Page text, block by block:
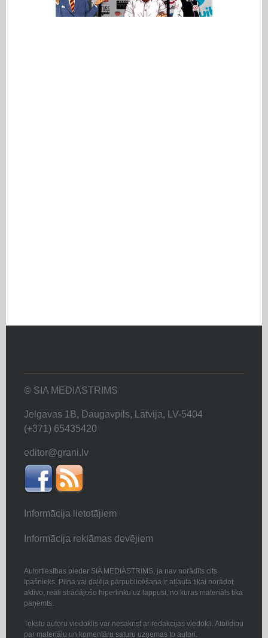
© SIA MEDIASTRIMS
Jelgavas 1B, Daugavpils, Latvija, LV-5404
(+371) 65435420
editor@grani.lv
Informācija lietotājiem
Informācija reklāmas devējiem
Autortiesības pieder SIA MEDIASTRIMS, ja nav norādīts cits
īpašnieks. Pilna vai daļēja pārpublicēšana ir atļauta tikai norādot
aktīvo, reāli strādājošo hiperlinku uz lappusi, no kuras materiāls tika
paņemts.
Tekstu autoru viedoklis var nesakrist ar redakcijas viedokli. Atbildību
par materiālu un komentāru saturu uzņemas to autori.